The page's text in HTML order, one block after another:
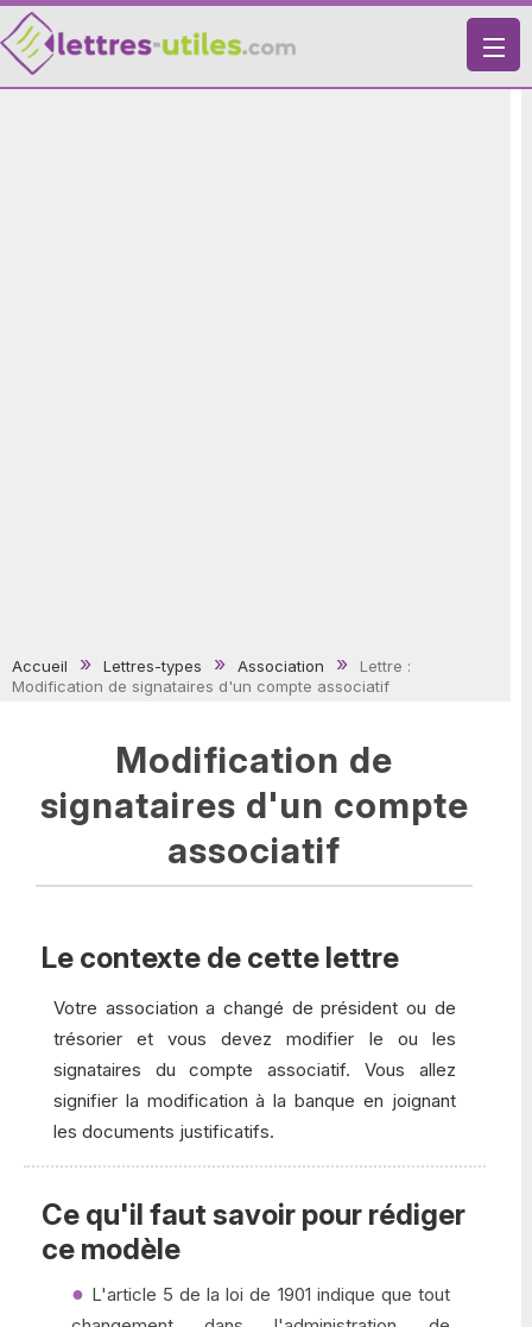
X
Accueil Lettres-types Association
Lettre :
Modification de signataires d'un compte associatif
Modification de
signataires d'un compte
associatif
Le contexte de cette lettre
Votre association a changé de président ou de
trésorier et vous devez modifier le ou les
signataires du compte associatif. Vous allez
signifier la modification à la banque en joignant
les documents justificatifs.
Ce qu'il faut savoir pour rédiger
ce modèle
L'article 5 de la loi de 1901 indique que tout